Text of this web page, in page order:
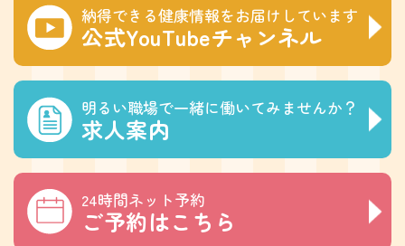
納得できる健康情報をお届けしています
公式YouTubeチャンネル
明るい職場で一緒に働いてみませんか？
求人案内
24時間ネット予約
ご予約はこちら